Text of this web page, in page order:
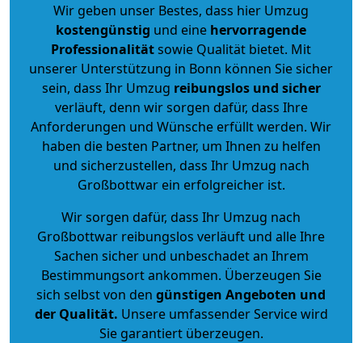
Wir geben unser Bestes, dass hier Umzug
kostengünstig und eine hervorragende
Professionalitätsowie Qualität bietet. Mit
unserer Unterstützung in Bonn können Sie sicher
sein, dass Ihr Umzug reibungslos und sicher
verläuft, denn wir sorgen dafür, dass Ihre
Anforderungen und Wünsche erfüllt werden. Wir
haben die besten Partner, um Ihnen zu helfen
und sicherzustellen, dass Ihr Umzug nach
Großbottwar ein erfolgreicher ist.
Wir sorgen dafür, dass Ihr Umzug nach
Großbottwar reibungslos verläuft und alle Ihre
Sachen sicher und unbeschadet an Ihrem
Bestimmungsort ankommen. Überzeugen Sie
sich selbst von den günstigen Angeboten und
der Qualität. Unsere umfassender Service wird
Sie garantiert überzeugen.